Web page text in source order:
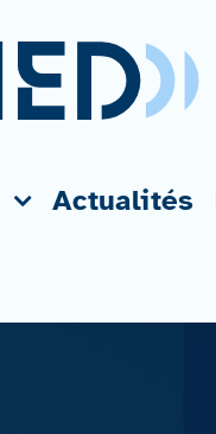
Actualités